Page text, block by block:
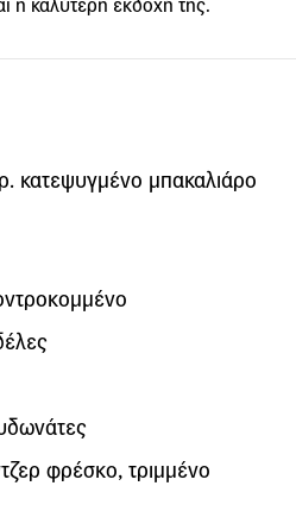
κατεψυγμένο μπακαλιάρο
φρέσκο, τριμμένο